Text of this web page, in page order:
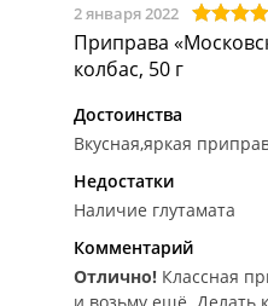
2 января 2022
Приправа
колбас, 50 г
Достоинства
Вкусная,яркая
Недостатки
Наличие глутамата
Комментарий
Отлично! Классная
и возьму ещё. Делать